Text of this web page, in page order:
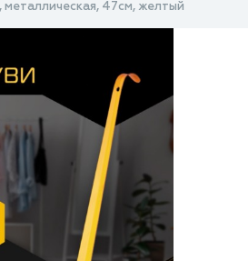
47см, желтый